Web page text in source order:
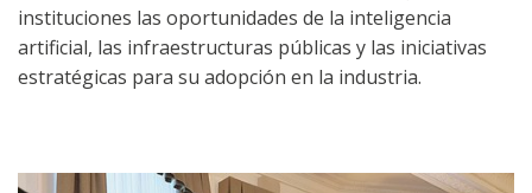
instituciones las oportunidades de la inteligencia
artificial, las infraestructuras públicas y las iniciativas
estratégicas para su adopción en la industria.